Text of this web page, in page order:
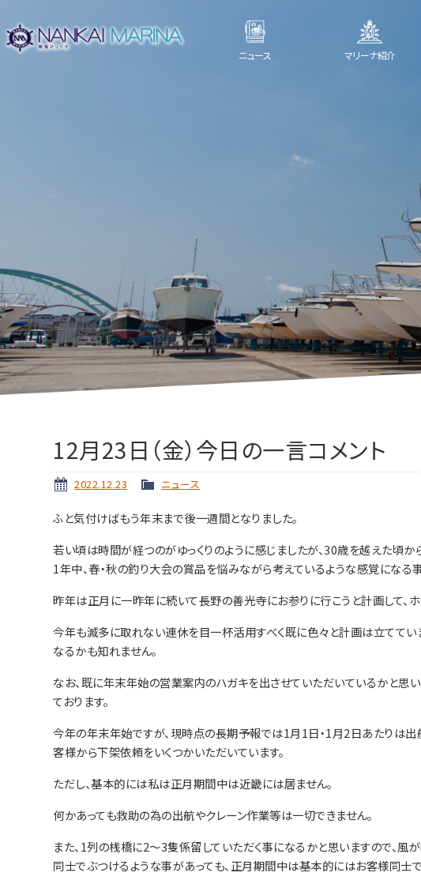
ニュース マリーナ紹介
12月23日（金）今日の一言コメント
2022.12.23 ニュース
ふと気付けばもう年末まで後一週間となりました。
若い頃は時間が経つのがゆっくりのように感じましたが、30歳を越えた頃
1年中、春・秋の釣り大会の賞品を悩みながら考えているような感覚になる事
昨年は正月に一昨年に続いて長野の善光寺にお参りに行こうと計画して、
今年も滅多に取れない連休を目一杯活用すべく既に色々と計画は立てて
なるかも知れません。
なお、既に年末年始の営業案内のハガキを出させていただいているかと思
ております。
今年の年末年始ですが、現時点の長期予報では1月1日・1月2日あたりは
客様から下架依頼をいくつかいただいています。
ただし、基本的には私は正月期間中は近畿には居ません。
何かあっても救助の為の出航やクレーン作業等は一切できません。
また、1列の桟橋に2～3隻係留していただく事になるかと思いますので、風
同士でぶつけるような事があっても、正月期間中は基本的にはお客様同士で